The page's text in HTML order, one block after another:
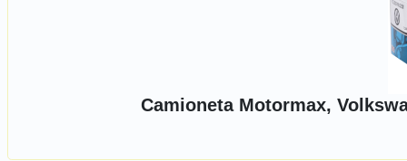
Camioneta Motormax,